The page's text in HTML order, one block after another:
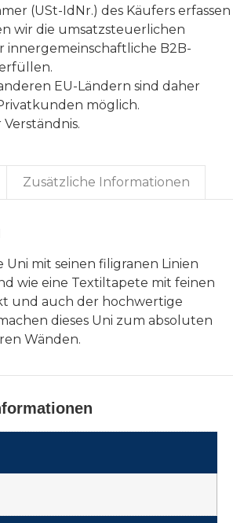
(USt-IdNr.) des Käufers erfassen
wir die umsatzsteuerlichen
B2B-
EU-Ländern sind daher
möglich.
Zusätzliche Informationen
Uni mit seinen filigranen Linien
wie eine Textiltapete mit feinen
und auch der hochwertige
dieses Uni zum absoluten
Wänden.